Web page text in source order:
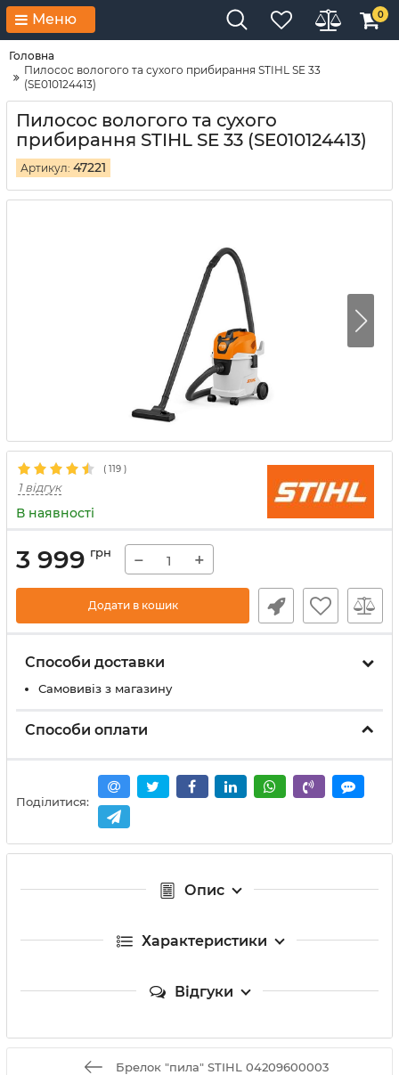
Меню 0
Головна
Пилосос вологого та сухого прибирання STIHL SE 33
(SE010124413)
Пилосос вологого та сухого
прибирання STIHL SE 33 (SE010124413)
Артикул: 47221
( 119 )
1 відгук
В наявності
3 999 грн − +
Додати в кошик
Способи доставки
Самовивіз з магазину
Способи оплати
Поділитися:
Опис
Характеристики
Відгуки
Брелок "пила" STIHL 04209600003